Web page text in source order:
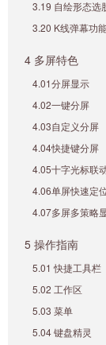
3.19 自绘形态选
3.20 K线弹幕功
4 多屏特色
4.01分屏显示
4.02一键分屏
4.03自定义分屏
4.04快捷键分屏
4.05十字光标联
4.06单屏快速定
4.07多屏多策略
5 操作指南
5.01 快捷工具栏
5.02 工作区
5.03 菜单
5.04 键盘精灵